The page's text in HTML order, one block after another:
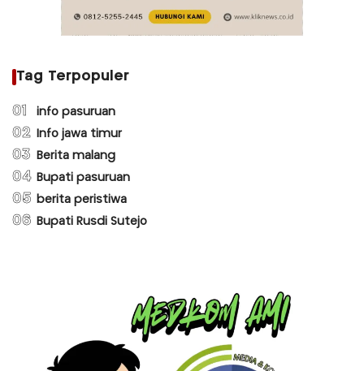
Tag Terpopuler
01 info pasuruan
02 Info jawa timur
03 Berita malang
04 Bupati pasuruan
05 berita peristiwa
06 Bupati Rusdi Sutejo